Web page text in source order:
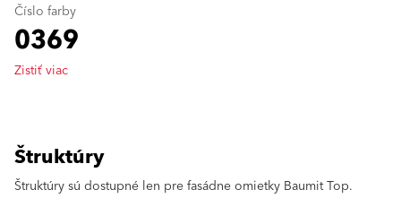
Číslo farby
0369
Zistiť viac
Štruktúry
Štruktúry sú dostupné len pre fasádne omietky Baumit Top.